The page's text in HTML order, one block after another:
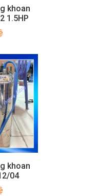
khoan
1.5HP
khoan
04